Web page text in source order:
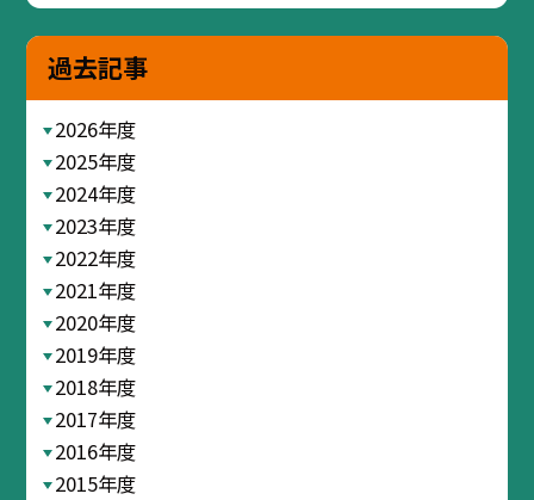
過去記事
2026年度
2025年度
2024年度
2023年度
2022年度
2021年度
2020年度
2019年度
2018年度
2017年度
2016年度
2015年度